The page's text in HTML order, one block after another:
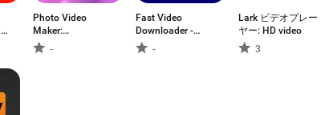
Photo Video
Maker:
Slideshows
-
Fast Video
Downloader -
Saver-
Lark ビデオプレー
ヤー: HD video
3